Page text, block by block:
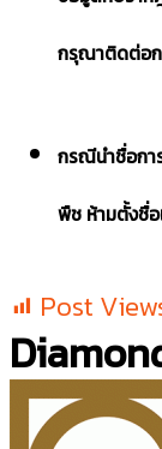
กรุณาติดต่อ
กรณีนำชื่อกา
พืช ห้ามตั้งชื่
Post